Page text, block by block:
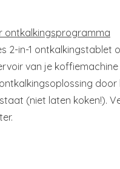
ontkalkingsprogramma
2-in-1 ontkalkingstablet
van je
(niet laten koken!).